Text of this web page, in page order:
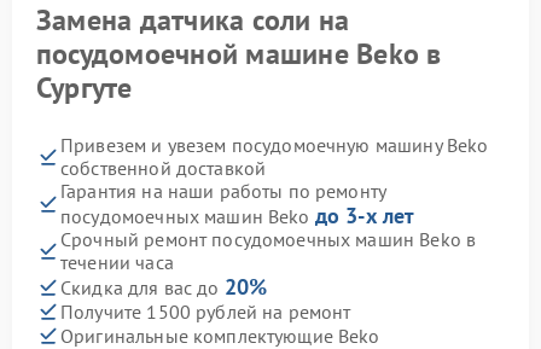
Замена датчика соли на
посудомоечной машине Beko в
Сургуте
Привезем и увезем посудомоечную машину Beko
собственной доставкой
Гарантия на наши работы по ремонту
посудомоечных машин Beko до 3-х лет
Срочный ремонт посудомоечных машин Beko в
течении часа
Скидка для вас до 20%
Получите 1500 рублей на ремонт
Оригинальные комплектующие Beko